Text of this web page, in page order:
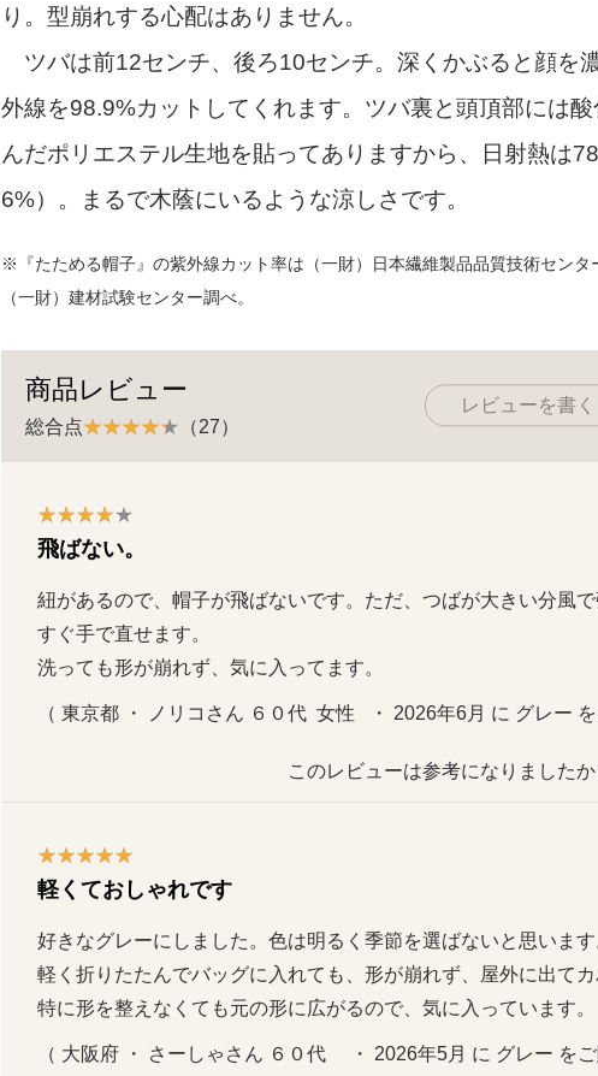
り。型崩れする心配はありません。
ツバは前12センチ、後ろ10センチ。深くかぶると顔を
外線を98.9%カットしてくれます。ツバ裏と頭頂部には
んだポリエステル生地を貼ってありますから、日射熱は
6%）。まるで木蔭にいるような涼しさです。
※『たためる帽子』の紫外線カット率は（一財）日本繊維製品品質技術センタ
（一財）建材試験センター調べ。
商品レビュー
総合点 （27）
レビューを書く
飛ばない。
紐があるので、帽子が飛ばないです。ただ、つばが大きい分風で
すぐ手で直せます。
洗っても形が崩れず、気に入ってます。
（ 東京都 ・ ノリコさん ６０代  女性   ・ 2026年6月 に グレー を
このレビューは参考になりました
軽くておしゃれです
好きなグレーにしました。色は明るく季節を選ばないと思います
軽く折りたたんでバッグに入れても、形が崩れず、屋外に出てカ
特に形を整えなくても元の形に広がるので、気に入っています。
（ 大阪府 ・ さーしゃさん ６０代     ・ 2026年5月 に グレー をご